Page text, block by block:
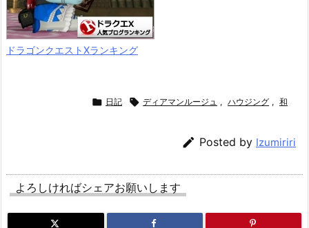
ドラゴンクエストXランキング
 日記  ディアマンルージュ , ハウジング , 和
 Posted by Izumiriri
よろしければシェアお願いします